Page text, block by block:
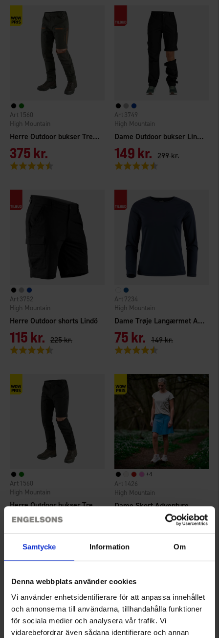
Samtycke Information Om
Denna webbplats använder cookies
Vi använder enhetsidentifierare för att anpassa innehållet
och annonserna till användarna, tillhandahålla funktioner
för sociala medier och analysera vår trafik. Vi
vidarebefordrar även sådana identifierare och annan
Herre Outdoor bukser Trekking Zip-off TC/4W
High Mountain
1560
375 kr.
Vurdering:
Dame Outdoor bukser Lindö Zip-off
High Mountain
3749
149 kr. 299 kr.
Vurdering:
Herre Outdoor shorts Lindö
High Mountain
3752
115 kr. 225 kr.
Vurdering:
Dame Trøje Langærmet Active UV+50
High Mountain
7234
75 kr. 149 kr.
Vurdering:
Herre Outdoor bukser Trekking Zip-off TC/4W
High Mountain
1560
375 kr.
Vurdering: 4.5 ud af 5 stjerner
+4
Dame Skort Adventure
High Mountain
1426
Vurdering: 4.7 ud af 5 stjerner